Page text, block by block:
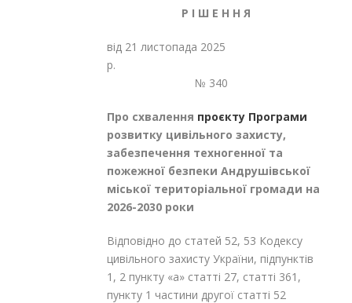
Р І Ш Е Н Н Я
від 21 листопада 2025
р.
№ 340
Про схвалення проєкту Програми
розвитку цивільного захисту,
забезпечення техногенної та
пожежної безпеки Андрушівської
міської територіальної громади на
2026-2030 роки
Відповідно до статей 52, 53 Кодексу
цивільного захисту України, підпунктів
1, 2 пункту «а» статті 27, статті 361 ,
пункту 1 частини другої статті 52